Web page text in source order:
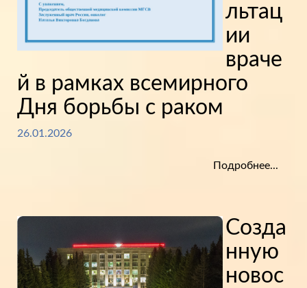
льтац
ии
враче
й в рамках всемирного
Дня борьбы с раком
26.01.2026
Подробнее...
Созда
нную
новос